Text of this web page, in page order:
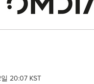
20:07 KST